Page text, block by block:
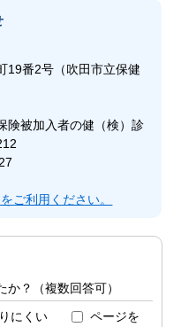
番2号（吹田市立保健
険被加入者の健（検）診
ご利用ください。
？（複数回答可）
にくい
ページを